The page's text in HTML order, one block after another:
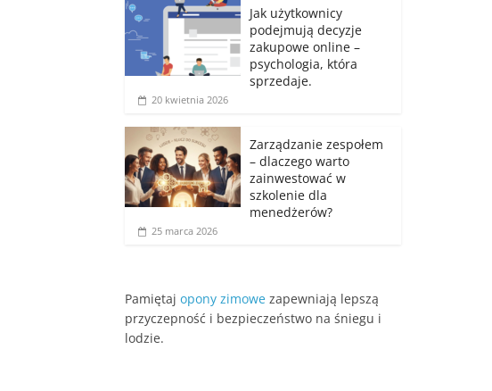
Jak użytkownicy
podejmują decyzje
zakupowe online –
psychologia, która
sprzedaje.
20 kwietnia 2026
Zarządzanie zespołem
– dlaczego warto
zainwestować w
szkolenie dla
menedżerów?
25 marca 2026
Pamiętaj opony zimowe zapewniają lepszą
przyczepność i bezpieczeństwo na śniegu i
lodzie.